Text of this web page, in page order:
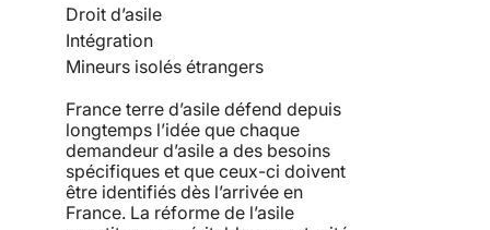
Droit d’asile
Intégration
Mineurs isolés étrangers
France terre d’asile défend depuis
longtemps l’idée que chaque
demandeur d’asile a des besoins
spécifiques et que ceux-ci doivent
être identifiés dès l’arrivée en
France. La réforme de l’asile